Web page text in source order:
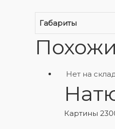
Габариты
Нет на
Картины